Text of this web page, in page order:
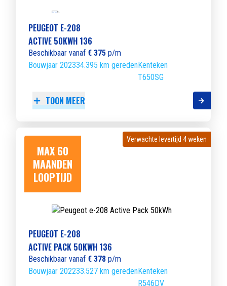
PEUGEOT E-208
ACTIVE 50KWH 136
Beschikbaar vanaf € 375 p/m
Bouwjaar 202334.395 km geredenKenteken
T650SG
TOON MEER
MAX 60
MAANDEN
LOOPTIJD
Verwachte levertijd 4 weken
Verwachte levertijd 4 weken
PEUGEOT E-208
ACTIVE PACK 50KWH 136
Beschikbaar vanaf € 378 p/m
Bouwjaar 202233.527 km geredenKenteken
R546DV